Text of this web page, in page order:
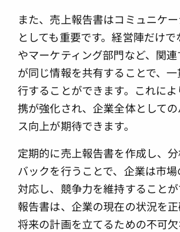
また、売上報告書はコミュニケ
としても重要です。経営陣だけ
やマーケティング部門など、関
が同じ情報を共有することで、
行することができます。これに
携が強化され、企業全体として
ス向上が期待できます。
定期的に売上報告書を作成し、
バックを行うことで、企業は市
対応し、競争力を維持すること
報告書は、企業の現在の状況を正
将来の計画を立てるための不可